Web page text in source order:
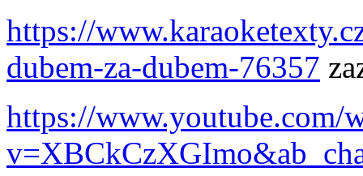
https://
dubem-za-dubem-76357
https://www.youtube.com/